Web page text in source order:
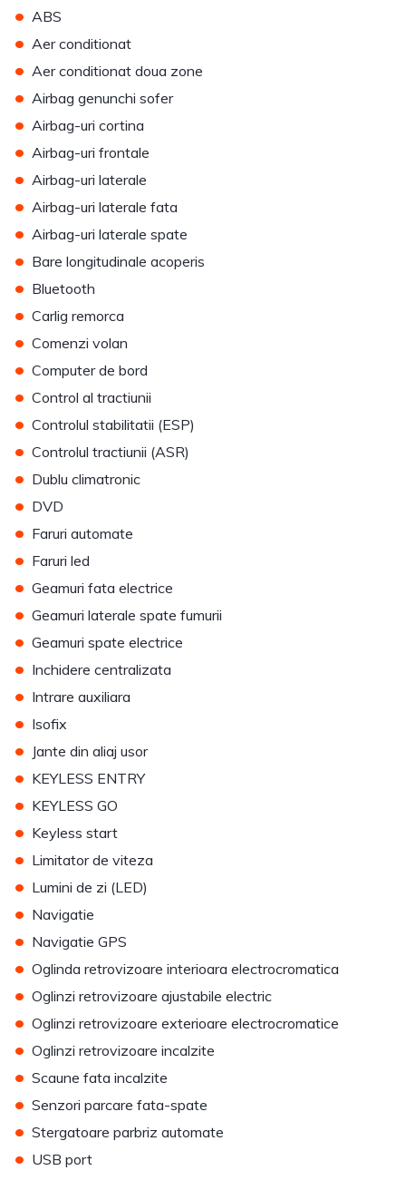
• ABS
• Aer conditionat
• Aer conditionat doua zone
• Airbag genunchi sofer
• Airbag-uri cortina
• Airbag-uri frontale
• Airbag-uri laterale
• Airbag-uri laterale fata
• Airbag-uri laterale spate
• Bare longitudinale acoperis
• Bluetooth
• Carlig remorca
• Comenzi volan
• Computer de bord
• Control al tractiunii
• Controlul stabilitatii (ESP)
• Controlul tractiunii (ASR)
• Dublu climatronic
• DVD
• Faruri automate
• Faruri led
• Geamuri fata electrice
• Geamuri laterale spate fumurii
• Geamuri spate electrice
• Inchidere centralizata
• Intrare auxiliara
• Isofix
• Jante din aliaj usor
• KEYLESS ENTRY
• KEYLESS GO
• Keyless start
• Limitator de viteza
• Lumini de zi (LED)
• Navigatie
• Navigatie GPS
• Oglinda retrovizoare interioara electrocromatica
• Oglinzi retrovizoare ajustabile electric
• Oglinzi retrovizoare exterioare electrocromatice
• Oglinzi retrovizoare incalzite
• Scaune fata incalzite
• Senzori parcare fata-spate
• Stergatoare parbriz automate
• USB port